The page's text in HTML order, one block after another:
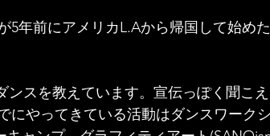
5年前にアメリカL.Aから帰国して始め
スを教えています。宣伝っぽく聞こえ
にやってきている活動はダンスワーク